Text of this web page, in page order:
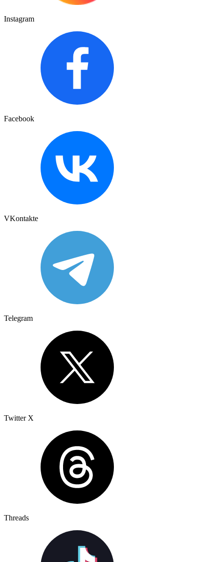
Instagram
Facebook
VKontakte
Telegram
Twitter X
Threads